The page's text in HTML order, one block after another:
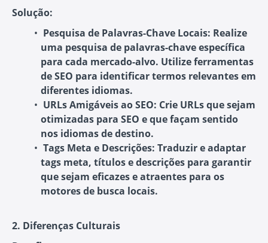
Solução:
Pesquisa de Palavras-Chave Locais: Realize
uma pesquisa de palavras-chave específica
para cada mercado-alvo. Utilize ferramentas
de SEO para identificar termos relevantes em
diferentes idiomas.
URLs Amigáveis ao SEO: Crie URLs que sejam
otimizadas para SEO e que façam sentido
nos idiomas de destino.
Tags Meta e Descrições: Traduzir e adaptar
tags meta, títulos e descrições para garantir
que sejam eficazes e atraentes para os
motores de busca locais.
2. Diferenças Culturais